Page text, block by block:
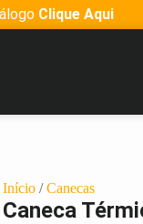
Clique Aqui
Início /Canecas
Caneca